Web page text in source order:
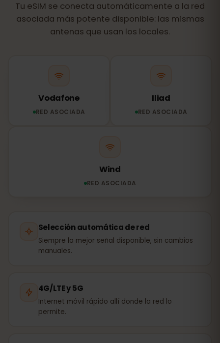
Tu eSIM se conecta automáticamente a la red
asociada más potente disponible: las mismas
antenas que usan los locales.
Vodafone
RED ASOCIADA
Iliad
RED ASOCIADA
Wind
RED ASOCIADA
Selección automática de red
Siempre la mejor señal disponible, sin cambios
manuales.
4G/LTE y 5G
Internet móvil rápido allí donde la red lo
permite.